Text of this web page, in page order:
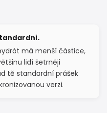
má menší částice,
lidí šetrněji
tě standardní prášek
verzi.